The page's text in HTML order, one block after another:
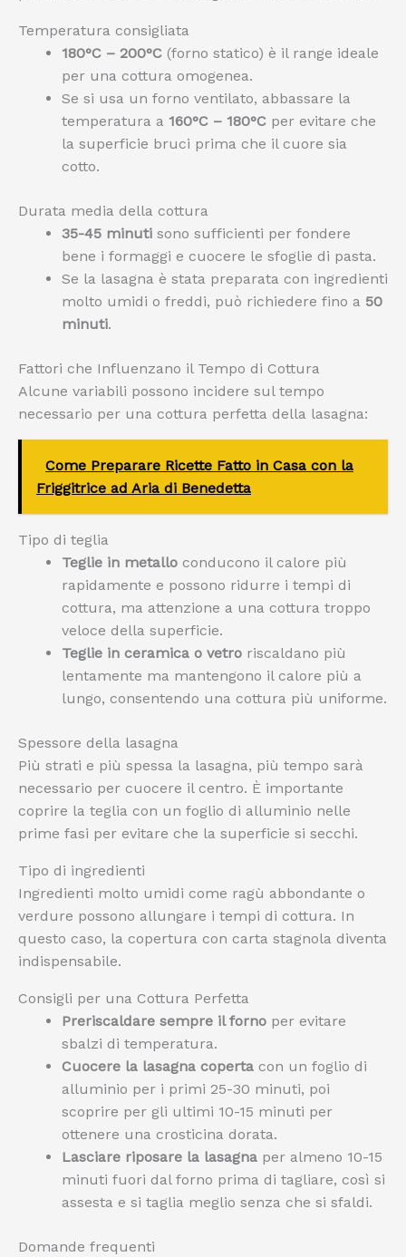
Temperatura consigliata
180°C – 200°C (forno statico) è il range ideale
per una cottura omogenea.
Se si usa un forno ventilato, abbassare la
temperatura a 160°C – 180°C per evitare che
la superficie bruci prima che il cuore sia
cotto.
Durata media della cottura
35-45 minuti sono sufficienti per fondere
bene i formaggi e cuocere le sfoglie di pasta.
Se la lasagna è stata preparata con ingredienti
molto umidi o freddi, può richiedere fino a 50
minuti.
Fattori che Influenzano il Tempo di Cottura
Alcune variabili possono incidere sul tempo
necessario per una cottura perfetta della lasagna:
Come Preparare Ricette Fatto in Casa con la
Friggitrice ad Aria di Benedetta
Tipo di teglia
Teglie in metallo conducono il calore più
rapidamente e possono ridurre i tempi di
cottura, ma attenzione a una cottura troppo
veloce della superficie.
Teglie in ceramica o vetro riscaldano più
lentamente ma mantengono il calore più a
lungo, consentendo una cottura più uniforme.
Spessore della lasagna
Più strati e più spessa la lasagna, più tempo sarà
necessario per cuocere il centro. È importante
coprire la teglia con un foglio di alluminio nelle
prime fasi per evitare che la superficie si secchi.
Tipo di ingredienti
Ingredienti molto umidi come ragù abbondante o
verdure possono allungare i tempi di cottura. In
questo caso, la copertura con carta stagnola diventa
indispensabile.
Consigli per una Cottura Perfetta
Preriscaldare sempre il forno per evitare
sbalzi di temperatura.
Cuocere la lasagna coperta con un foglio di
alluminio per i primi 25-30 minuti, poi
scoprire per gli ultimi 10-15 minuti per
ottenere una crosticina dorata.
Lasciare riposare la lasagna per almeno 10-15
minuti fuori dal forno prima di tagliare, così si
assesta e si taglia meglio senza che si sfaldi.
Domande frequenti